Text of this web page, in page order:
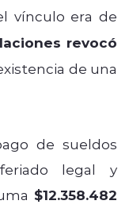
vínculo era de
revocó
de una
de sueldos
feriado legal y
$12.358.482